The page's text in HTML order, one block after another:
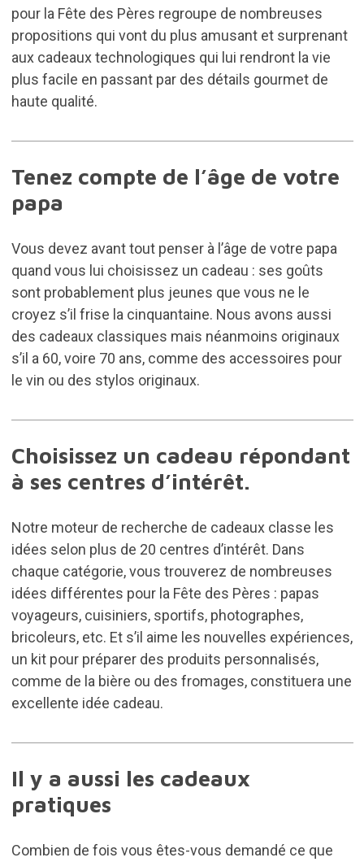
pour la Fête des Pères regroupe de nombreuses
propositions qui vont du plus amusant et surprenant
aux cadeaux technologiques qui lui rendront la vie
plus facile en passant par des détails gourmet de
haute qualité.
Tenez compte de l’âge de votre
papa
Vous devez avant tout penser à l’âge de votre papa
quand vous lui choisissez un cadeau : ses goûts
sont probablement plus jeunes que vous ne le
croyez s’il frise la cinquantaine. Nous avons aussi
des cadeaux classiques mais néanmoins originaux
s’il a 60, voire 70 ans, comme des accessoires pour
le vin ou des stylos originaux.
Choisissez un cadeau répondant
à ses centres d’intérêt.
Notre moteur de recherche de cadeaux classe les
idées selon plus de 20 centres d’intérêt. Dans
chaque catégorie, vous trouverez de nombreuses
idées différentes pour la Fête des Pères : papas
voyageurs, cuisiniers, sportifs, photographes,
bricoleurs, etc. Et s’il aime les nouvelles expériences,
un kit pour préparer des produits personnalisés,
comme de la bière ou des fromages, constituera une
excellente idée cadeau.
Il y a aussi les cadeaux
pratiques
Combien de fois vous êtes-vous demandé ce que